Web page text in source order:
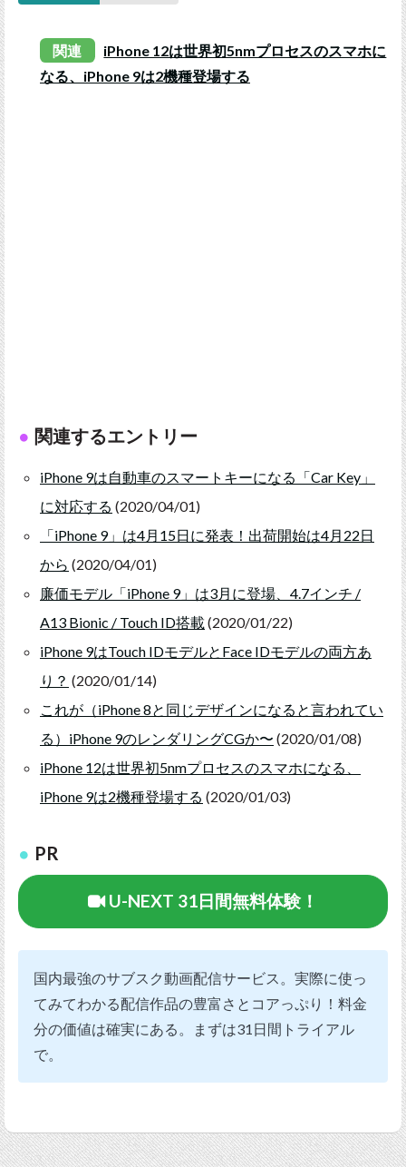
関連
iPhone 12は世界初5nmプロセスのスマホに
なる、iPhone 9は2機種登場する
関連するエントリー
iPhone 9は自動車のスマートキーになる「Car Key」
に対応する (2020/04/01)
「iPhone 9」は4月15日に発表！出荷開始は4月22日
から (2020/04/01)
廉価モデル「iPhone 9」は3月に登場、4.7インチ /
A13 Bionic / Touch ID搭載(2020/01/22)
iPhone 9はTouch IDモデルとFace IDモデルの両方あ
り？ (2020/01/14)
これが（iPhone 8と同じデザインになると言われてい
る）iPhone 9のレンダリングCGか〜 (2020/01/08)
iPhone 12は世界初5nmプロセスのスマホになる、
iPhone 9は2機種登場する (2020/01/03)
PR
U-NEXT 31日間無料体験！
国内最強のサブスク動画配信サービス。実際に使っ
てみてわかる配信作品の豊富さとコアっぷり！料金
分の価値は確実にある。まずは31日間トライアル
で。